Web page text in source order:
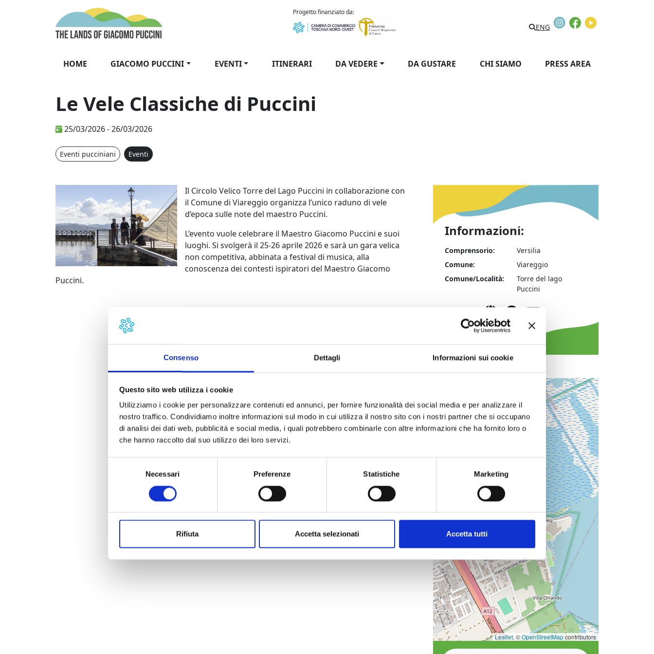
Consenso Dettagli Informazioni sui cookie
Questo sito web utilizza i cookie
Utilizziamo i cookie per personalizzare contenuti ed annunci, per fornire funzionalità dei social media e per analizzare il
nostro traffico. Condividiamo inoltre informazioni sul modo in cui utilizza il nostro sito con i nostri partner che si occupano
di analisi dei dati web, pubblicità e social media, i quali potrebbero combinarle con altre informazioni che ha fornito loro o
che hanno raccolto dal suo utilizzo dei loro servizi.
Necessari Preferenze Statistiche Marketing
Rifiuta Accetta selezionati Accetta tutti
Progetto finanziato da:
Search
ENG
InstagramFacebook
HOME GIACOMO PUCCINI EVENTI ITINERARI DA VEDERE DA GUSTARE CHI SIAMO PRESS AREA
Le Vele Classiche di Puccini
25/03/2026 - 26/03/2026
Eventi pucciniani Eventi
Il Circolo Velico Torre del Lago Puccini in collaborazione con
il Comune di Viareggio organizza l’unico raduno di vele
d’epoca sulle note del maestro Puccini.
L’evento vuole celebrare il Maestro Giacomo Puccini e suoi
luoghi. Si svolgerà il 25-26 aprile 2026 e sarà un gara velica
non competitiva, abbinata a festival di musica, alla
conoscenza dei contesti ispiratori del Maestro Giacomo
Puccini.
Informazioni:
Comprensorio:
Versilia
Comune:
Viareggio
Comune/Località:
Torre del lago
Puccini
Sito webFacebook
−
Leaflet, ©OpenStreetMapcontributors